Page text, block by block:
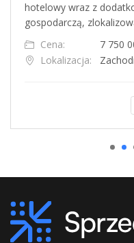
hotelowy wraz z
gospodarczą,
Cena:
7 750
Lokalizacja: